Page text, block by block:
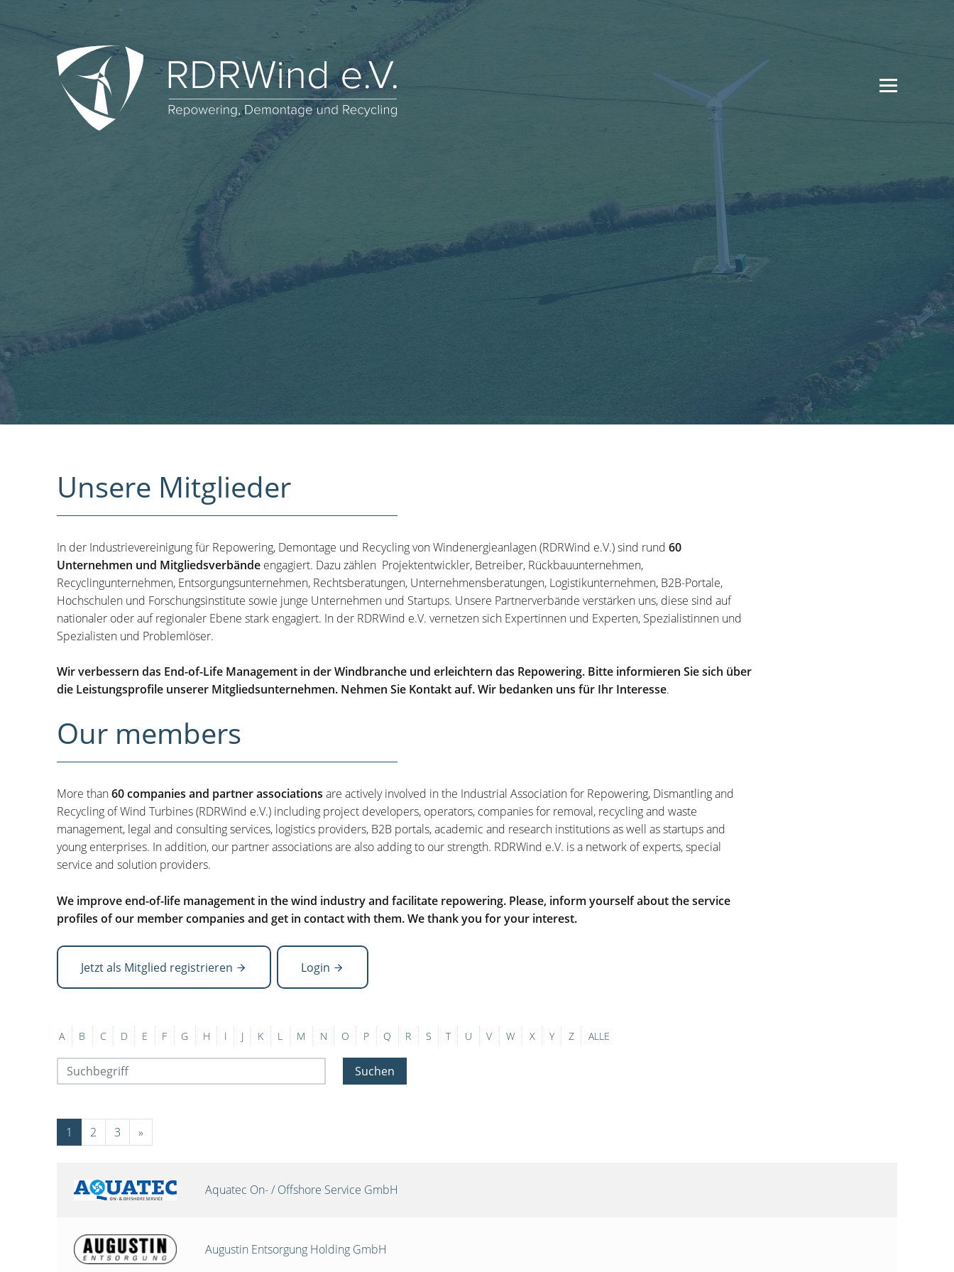
Unsere Mitglieder
In der Industrievereinigung für Repowering, Demontage und Recycling von Windenergieanlagen (RDRWind e.V.) sind rund 60
Unternehmen und Mitgliedsverbände engagiert. Dazu zählen Projektentwickler, Betreiber, Rückbauunternehmen,
Recyclingunternehmen, Entsorgungsunternehmen, Rechtsberatungen, Unternehmensberatungen, Logistikunternehmen, B2B-Portale,
Hochschulen und Forschungsinstitute sowie junge Unternehmen und Startups. Unsere Partnerverbände verstärken uns, diese sind auf
nationaler oder auf regionaler Ebene stark engagiert. In der RDRWind e.V. vernetzen sich Expertinnen und Experten, Spezialistinnen und
Spezialisten und Problemlöser.
Wir verbessern das End-of-Life Management in der Windbranche und erleichtern das Repowering. Bitte informieren Sie sich über
die Leistungsprofile unserer Mitgliedsunternehmen. Nehmen Sie Kontakt auf. Wir bedanken uns für Ihr Interesse.
Our members
More than60 companies and partner associations are actively involved in the Industrial Association for Repowering, Dismantling and
Recycling of Wind Turbines (RDRWind e.V.) including project developers, operators, companies for removal, recycling and waste
management, legal and consulting services, logistics providers, B2B portals, academic and research institutions as well as startups and
young enterprises. In addition, our partner associations are also adding to our strength. RDRWind e.V. is a network of experts, special
service and solution providers.
We improve end-of-life management in the wind industry and facilitate repowering. Please, inform yourself about the service
profiles of our member companies and get in contact with them. We thank you for your interest.
Jetzt als Mitglied registrieren Login
A B C D E F G H I J K L M N O P Q R S T U V W X Y Z ALLE
Suchen
1 2 3 »
Aquatec On- / Offshore Service GmbH
Augustin Entsorgung Holding GmbH